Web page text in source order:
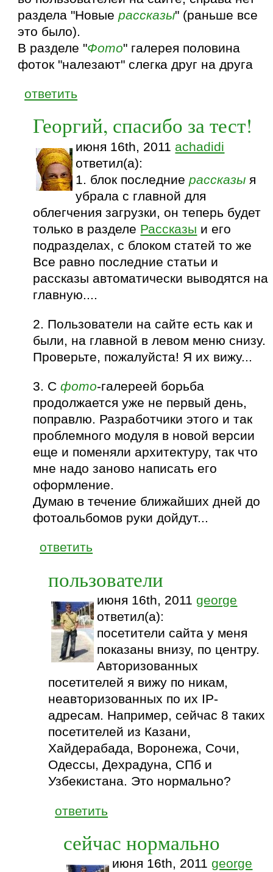
раздела "Новыерассказы" (раньше все
это было).
В разделе "Фото" галерея половина
фоток "налезают" слегка друг на друга
ответить
Георгий, спасибо за тест!
июня 16th, 2011 achadidi
ответил(а):
1. блок последниерассказы я
убрала с главной для
облегчения загрузки, он теперь будет
только в разделе Рассказы и его
подразделах, с блоком статей то же
Все равно последние статьи и
рассказы автоматически выводятся на
главную....
2. Пользователи на сайте есть как и
были, на главной в левом меню снизу.
Проверьте, пожалуйста! Я их вижу...
3. Сфото-галереей борьба
продолжается уже не первый день,
поправлю. Разработчики этого и так
проблемного модуля в новой версии
еще и поменяли архитектуру, так что
мне надо заново написать его
оформление.
Думаю в течение ближайших дней до
фотоальбомов руки дойдут...
ответить
пользователи
июня 16th, 2011george
ответил(а):
посетители сайта у меня
показаны внизу, по центру.
Авторизованных
посетителей я вижу по никам,
неавторизованных по их IP-
адресам. Например, сейчас 8 таких
посетителей из Казани,
Хайдерабада, Воронежа, Сочи,
Одессы, Дехрадуна, СПб и
Узбекистана. Это нормально?
ответить
сейчас нормально
июня 16th, 2011george